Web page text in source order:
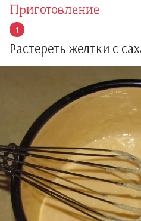
Приготовление
Растереть желтки с